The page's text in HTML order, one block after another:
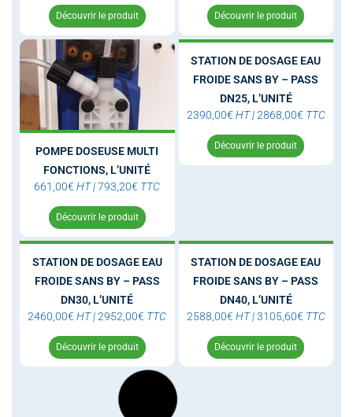
Découvrir le produit Découvrir le produit
POMPE DOSEUSE MULTI
FONCTIONS, L’UNITÉ
661,00€ HT| 793,20€ TTC
Découvrir le produit
STATION DE DOSAGE EAU
FROIDE SANS BY – PASS
DN25, L’UNITÉ
2390,00€ HT | 2868,00€ TTC
Découvrir le produit
STATION DE DOSAGE EAU
FROIDE SANS BY – PASS
DN30, L’UNITÉ
2460,00€ HT| 2952,00€ TTC
Découvrir le produit
STATION DE DOSAGE EAU
FROIDE SANS BY – PASS
DN40, L’UNITÉ
2588,00€ HT | 3105,60€ TTC
Découvrir le produit